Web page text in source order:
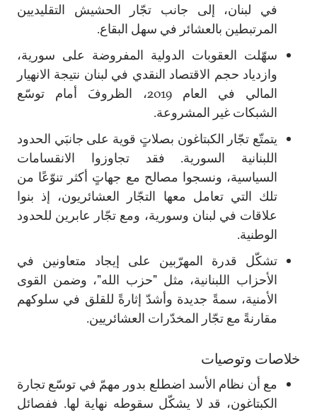
في لبنان، إلى جانب تجّار الحشيش التقليديين
المرتبطين بالعشائر في سهل البقاع.
سهّلت العقوبات الدولية المفروضة على سورية،
وازدياد حجم الاقتصاد النقدي في لبنان نتيجة الانهيار
المالي في العام 2019، الظروفَ أمام توسّع
الشبكات غير المشروعة.
يتمتّع تجّار الكبتاغون بصلاتٍ قوية على جانبَي الحدود
اللبنانية السورية. فقد تجاوزوا الانقسامات
السياسية، ونسجوا مصالح مع جهاتٍ أكثر تنوّعًا من
تلك التي تعامل معها التجّار العشائريون، إذ بنوا
علاقات في لبنان وسورية، ومع تجّار عابرين للحدود
الوطنية.
تشكّل قدرة المهرّبين على إيجاد متعاونين في
الأحزاب اللبنانية، مثل "حزب الله"، وضمن القوى
الأمنية، سمةً جديدة وأشدّ إثارةً للقلق في سلوكهم
مقارنةً مع تجّار المخدّرات العشائريين.
خلاصات وتوصيات
مع أن نظام الأسد اضطلع بدور مهمّ في توسّع تجارة
الكبتاغون، قد لا يشكّل سقوطه نهاية لها. ففصائل